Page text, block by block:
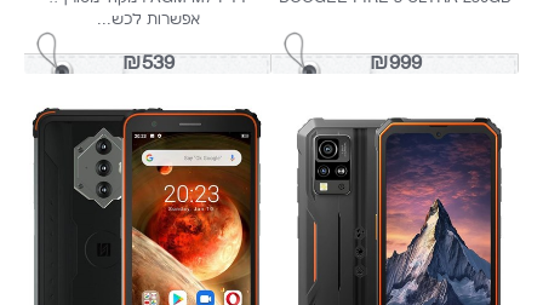
₪699
₪1099